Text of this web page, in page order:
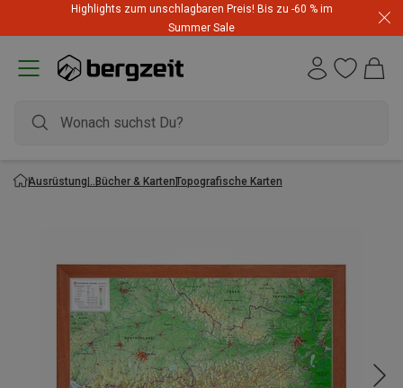
Highlights zum unschlagbaren Preis! Bis zu -60 % im
Summer Sale
Ausrüstung Bücher & KartenTopografische Karten